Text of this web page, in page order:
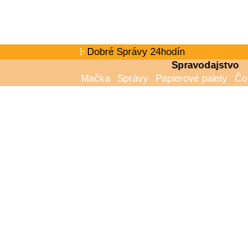
Dobré Správy 24hodín
Spravodajstvo
Mačka
Správy Papierové palety